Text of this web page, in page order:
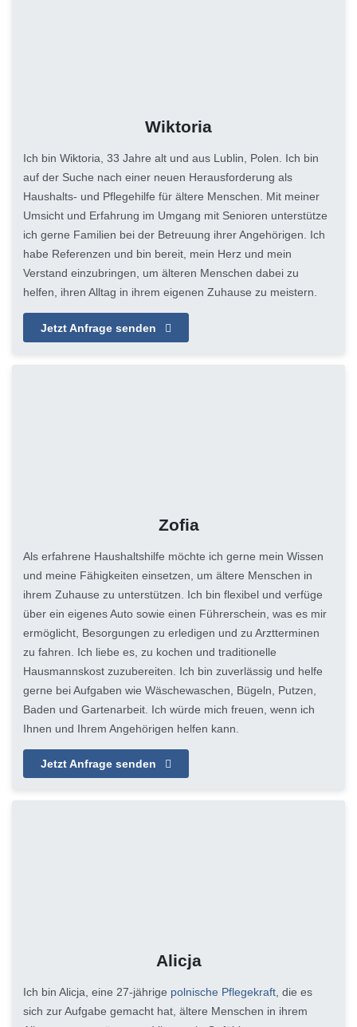
Wiktoria
Ich bin Wiktoria, 33 Jahre alt und aus Lublin, Polen. Ich bin
auf der Suche nach einer neuen Herausforderung als
Haushalts- und Pflegehilfe für ältere Menschen. Mit meiner
Umsicht und Erfahrung im Umgang mit Senioren unterstütze
ich gerne Familien bei der Betreuung ihrer Angehörigen. Ich
habe Referenzen und bin bereit, mein Herz und mein
Verstand einzubringen, um älteren Menschen dabei zu
helfen, ihren Alltag in ihrem eigenen Zuhause zu meistern.
Jetzt Anfrage senden
Zofia
Als erfahrene Haushaltshilfe möchte ich gerne mein Wissen
und meine Fähigkeiten einsetzen, um ältere Menschen in
ihrem Zuhause zu unterstützen. Ich bin flexibel und verfüge
über ein eigenes Auto sowie einen Führerschein, was es mir
ermöglicht, Besorgungen zu erledigen und zu Arztterminen
zu fahren. Ich liebe es, zu kochen und traditionelle
Hausmannskost zuzubereiten. Ich bin zuverlässig und helfe
gerne bei Aufgaben wie Wäschewaschen, Bügeln, Putzen,
Baden und Gartenarbeit. Ich würde mich freuen, wenn ich
Ihnen und Ihrem Angehörigen helfen kann.
Jetzt Anfrage senden
Alicja
Ich bin Alicja, eine 27-jährige polnische Pflegekraft, die es
sich zur Aufgabe gemacht hat, ältere Menschen in ihrem